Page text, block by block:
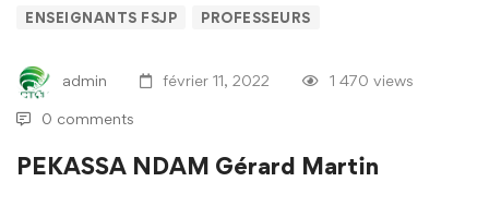
ENSEIGNANTS FSJP PROFESSEURS
admin février 11, 2022 1 470 views
0 comments
PEKASSA NDAM Gérard Martin